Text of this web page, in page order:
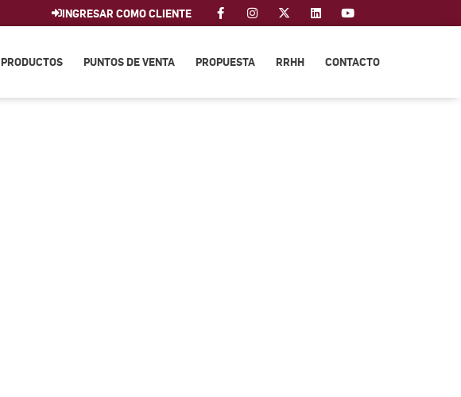
INGRESAR COMO CLIENTE
PRODUCTOS PUNTOS DE VENTA PROPUESTA RRHH CONTACTO